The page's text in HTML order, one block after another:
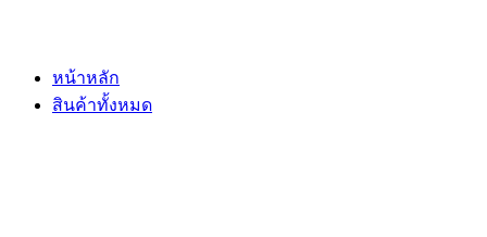
หน้าหลัก
สินค้าทั้งหมด